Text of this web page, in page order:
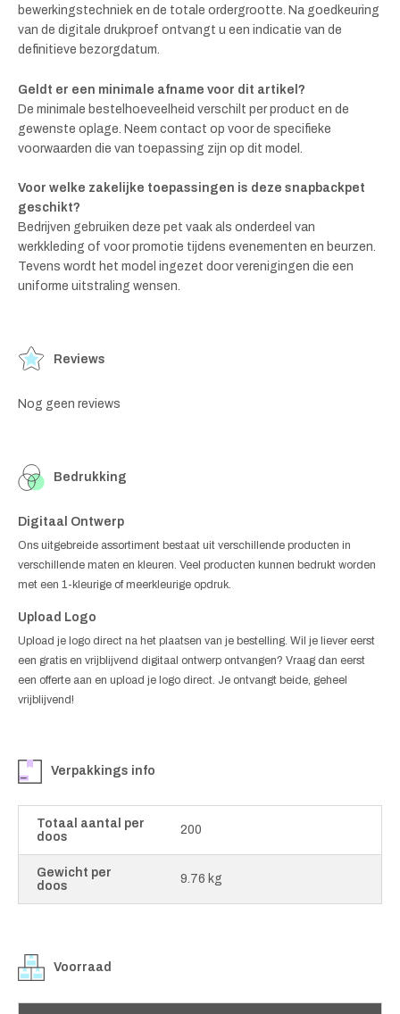
bewerkingstechniek en de totale ordergrootte. Na goedkeuring
van de digitale drukproef ontvangt u een indicatie van de
definitieve bezorgdatum.
Geldt er een minimale afname voor dit artikel?
De minimale bestelhoeveelheid verschilt per product en de
gewenste oplage. Neem contact op voor de specifieke
voorwaarden die van toepassing zijn op dit model.
Voor welke zakelijke toepassingen is deze snapbackpet
geschikt?
Bedrijven gebruiken deze pet vaak als onderdeel van
werkkleding of voor promotie tijdens evenementen en beurzen.
Tevens wordt het model ingezet door verenigingen die een
uniforme uitstraling wensen.
Reviews
Nog geen reviews
Bedrukking
Digitaal Ontwerp
Ons uitgebreide assortiment bestaat uit verschillende producten in
verschillende maten en kleuren. Veel producten kunnen bedrukt worden
met een 1-kleurige of meerkleurige opdruk.
Upload Logo
Upload je logo direct na het plaatsen van je bestelling. Wil je liever eerst
een gratis en vrijblijvend digitaal ontwerp ontvangen? Vraag dan eerst
een offerte aan en upload je logo direct. Je ontvangt beide, geheel
vrijblijvend!
Verpakkings info
Totaal aantal per
doos
200
Gewicht per
doos
9.76 kg
Voorraad